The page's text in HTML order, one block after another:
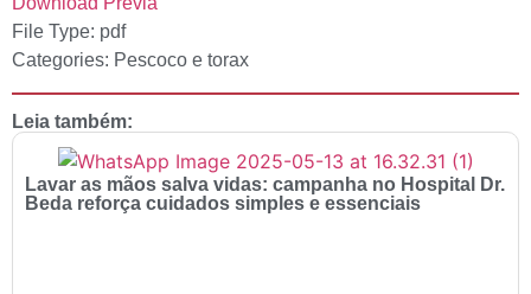
File Type: pdf
Categories: Pescoco e torax
Leia também:
Lavar as mãos salva vidas: campanha no Hospital Dr.
Beda reforça cuidados simples e essenciais